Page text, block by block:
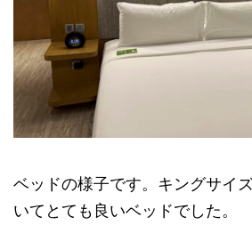
ベッドの様子です。キングサイ
いてとても良いベッドでした。